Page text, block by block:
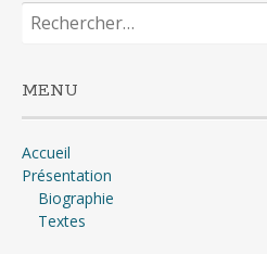
Rechercher :
MENU
Accueil
Présentation
Biographie
Textes